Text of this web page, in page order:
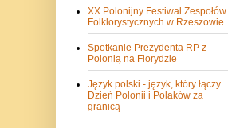
XX Polonijny Festiwal Zespołów
Folklorystycznych w Rzeszowie
Spotkanie Prezydenta RP z
Polonią na Florydzie
Język polski - język, który łączy.
Dzień Polonii i Polaków za
granicą